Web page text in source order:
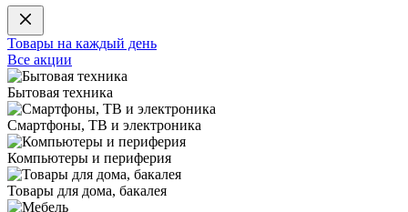
Товары на каждый день
Все акции
Бытовая техника
Смартфоны, ТВ и электроника
Компьютеры и периферия
Товары для дома, бакалея